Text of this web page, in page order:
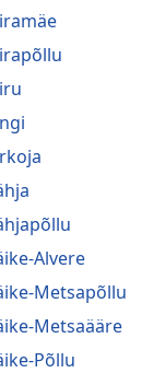
Alvere
Metsapõllu
Metsaääre
Põllu